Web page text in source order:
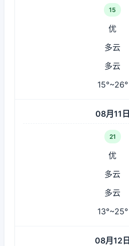
15
优
多云
多云
15°~26°
08月11日
21
优
多云
多云
13°~25°
08月12日